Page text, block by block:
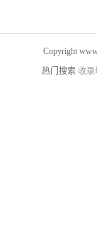
Copyright
热门搜索 收录